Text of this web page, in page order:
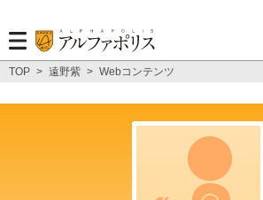
TOP > 遠野紫 > Webコンテンツ